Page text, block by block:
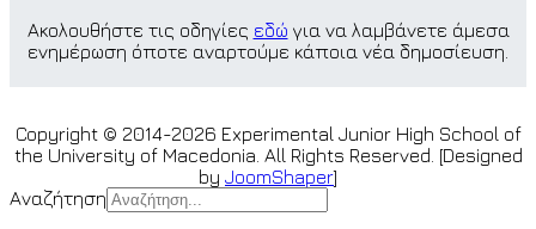
Ακολουθήστε τις οδηγίες εδώ για να λαμβάνετε άμεσα
ενημέρωση όποτε αναρτούμε κάποια νέα δημοσίευση.
Copyright © 2014-2026 Experimental Junior High School of
the University of Macedonia. All Rights Reserved. [Designed
by JoomShaper]
Αναζήτηση